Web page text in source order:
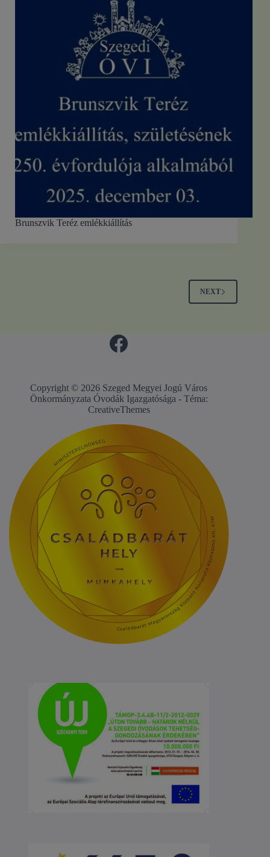
Brunszvik Teréz emlékkiállítás
NEXT
Copyright © 2026 Szeged Megyei Jogú Város
Önkormányzata Óvodák Igazgatósága - Téma:
CreativeThemes